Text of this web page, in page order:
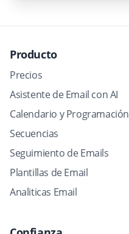
Producto
Precios
Asistente de Email con AI
Calendario y Programación
Secuencias
Seguimiento de Emails
Plantillas de Email
Analiticas Email